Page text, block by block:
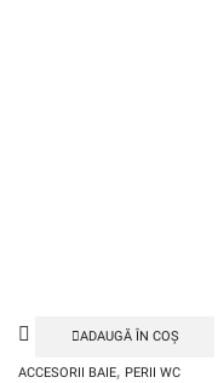
ADAUGĂ ÎN COȘ
ACCESORII BAIE, PERII WC